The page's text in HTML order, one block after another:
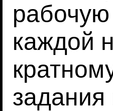
каждой